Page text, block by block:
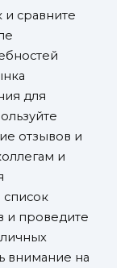
и сравните
для
отзывов и
и
список
и проведите
внимание на